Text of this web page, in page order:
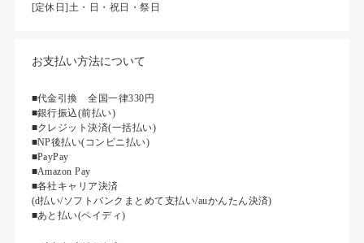
[定休日]土・日・祝日・祭日
お支払い方法について
■代金引換 全国一律330円
■銀行振込(前払い)
■クレジット決済(一括払い)
■NP後払い(コンビニ払い)
■PayPay
■Amazon Pay
■各社キャリア決済
(d払い/ソフトバンクまとめて支払い/auかんたん決済)
■あと払い(ペイディ)